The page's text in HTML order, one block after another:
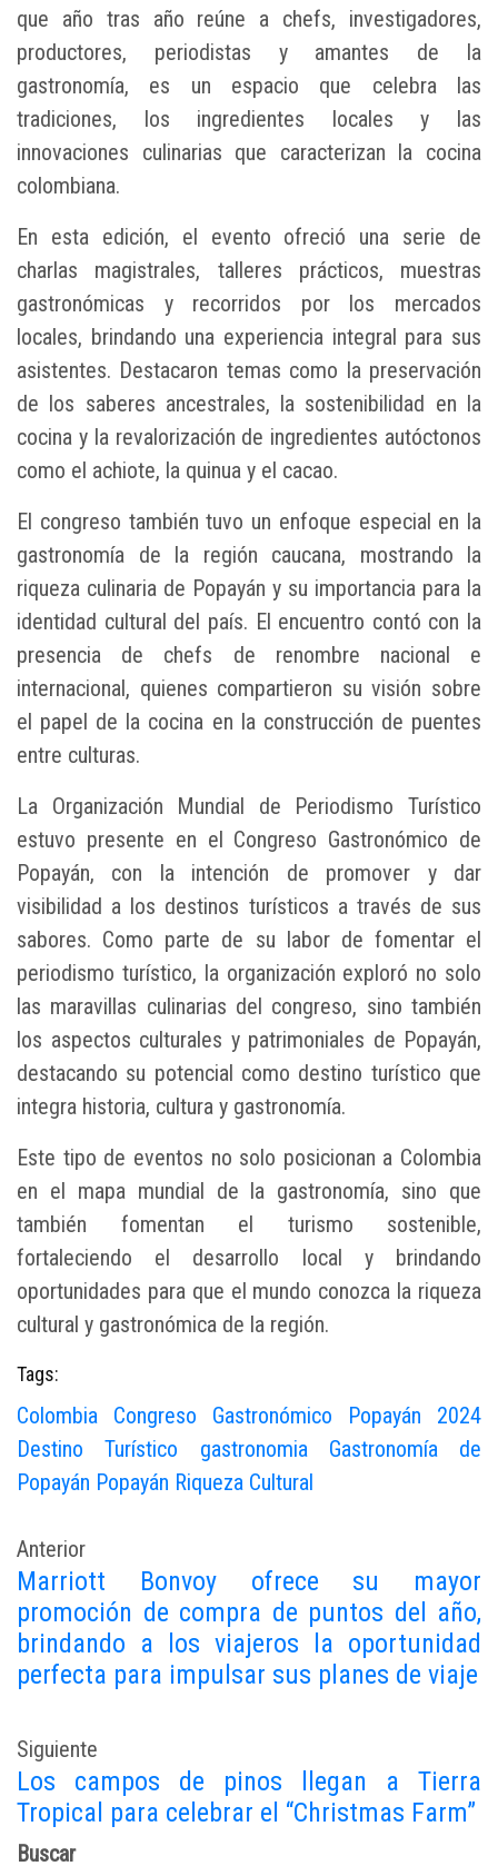
que año tras año reúne a chefs, investigadores,
productores, periodistas y amantes de la
gastronomía, es un espacio que celebra las
tradiciones, los ingredientes locales y las
innovaciones culinarias que caracterizan la cocina
colombiana.
En esta edición, el evento ofreció una serie de
charlas magistrales, talleres prácticos, muestras
gastronómicas y recorridos por los mercados
locales, brindando una experiencia integral para sus
asistentes. Destacaron temas como la preservación
de los saberes ancestrales, la sostenibilidad en la
cocina y la revalorización de ingredientes autóctonos
como el achiote, la quinua y el cacao.
El congreso también tuvo un enfoque especial en la
gastronomía de la región caucana, mostrando la
riqueza culinaria de Popayán y su importancia para la
identidad cultural del país. El encuentro contó con la
presencia de chefs de renombre nacional e
internacional, quienes compartieron su visión sobre
el papel de la cocina en la construcción de puentes
entre culturas.
La Organización Mundial de Periodismo Turístico
estuvo presente en el Congreso Gastronómico de
Popayán, con la intención de promover y dar
visibilidad a los destinos turísticos a través de sus
sabores. Como parte de su labor de fomentar el
periodismo turístico, la organización exploró no solo
las maravillas culinarias del congreso, sino también
los aspectos culturales y patrimoniales de Popayán,
destacando su potencial como destino turístico que
integra historia, cultura y gastronomía.
Este tipo de eventos no solo posicionan a Colombia
en el mapa mundial de la gastronomía, sino que
también fomentan el turismo sostenible,
fortaleciendo el desarrollo local y brindando
oportunidades para que el mundo conozca la riqueza
cultural y gastronómica de la región.
Tags:
Colombia
Congreso Gastronómico Popayán 2024
Destino Turístico
gastronomia
Gastronomía de
Popayán Popayán Riqueza Cultural
Anterior
Marriott Bonvoy ofrece su mayor
promoción de compra de puntos del año,
brindando a los viajeros la oportunidad
perfecta para impulsar sus planes de viaje
Siguiente
Los campos de pinos llegan a Tierra
Tropical para celebrar el “Christmas Farm”
Buscar